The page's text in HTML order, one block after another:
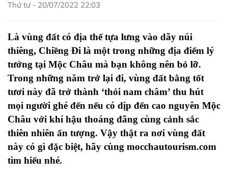
Thứ tư - 20/07/2022 22:03
Là vùng đất có địa thế tựa lưng vào dãy núi
thiêng, Chiềng Đi là một trong những địa điểm lý
tưởng tại Mộc Châu mà bạn không nên bỏ lỡ.
Trong những năm trở lại đi, vùng đất bằng tốt
tươi này đã trở thành ‘thỏi nam châm’ thu hút
mọi người ghé đến nếu có dịp đến cao nguyên Mộc
Châu với khí hậu thoáng đãng cùng cảnh sắc
thiên nhiên ấn tượng. Vậy thật ra nơi vùng đất
này có gì đặc biệt, hãy cùng mocchautourism.com
tìm hiểu nhé.